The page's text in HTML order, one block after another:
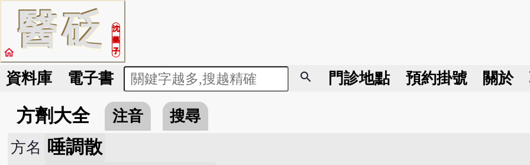
醫砭
沈
藥
子
home
資料庫 電子書 search 門診地點 預約掛號 關於
方劑大全 注音
搜尋
方名 唾調散